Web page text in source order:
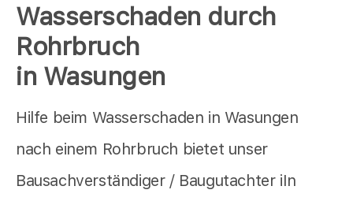
Wasserschaden durch
Rohrbruch
in Wasungen
Hilfe beim Wasserschaden in Wasungen
nach einem Rohrbruch bietet unser
Bausachverständiger / Baugutachter iIn